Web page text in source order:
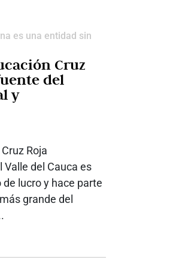
es una entidad sin
Cruz
del
y
Roja
Valle del Cauca es
lucro y hace parte
grande del